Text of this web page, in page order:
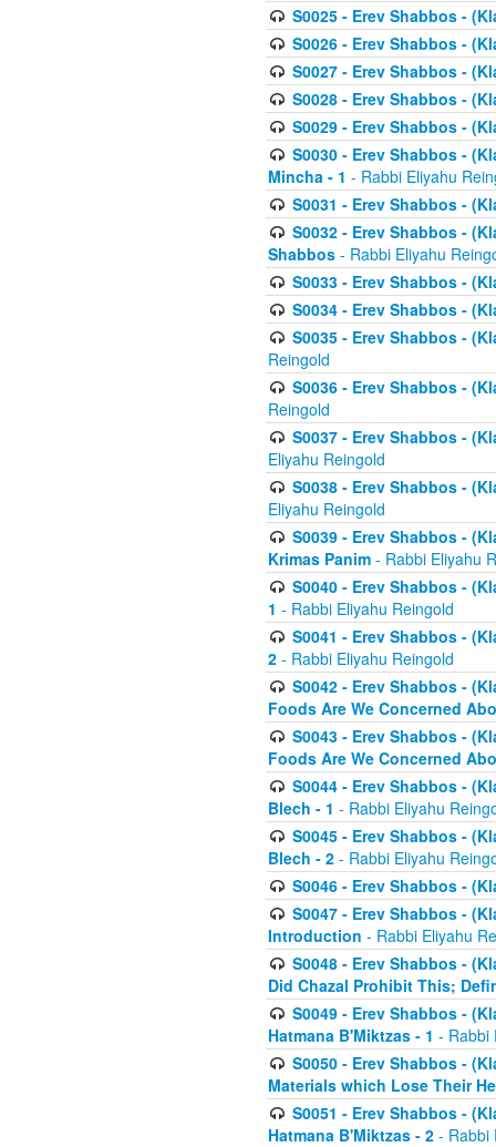
S0025 - Erev Shabbos -
S0026 - Erev Shabbos -
S0027 - Erev Shabbos -
S0028 - Erev Shabbos -
S0029 - Erev Shabbos -
S0030 - Erev Shabbos -
Mincha - 1 - Rabbi Eliyahu
S0031 - Erev Shabbos -
S0032 - Erev Shabbos -
Shabbos - Rabbi Eliyahu
S0033 - Erev Shabbos -
S0034 - Erev Shabbos -
S0035 - Erev Shabbos -
Reingold
S0036 - Erev Shabbos -
Reingold
S0037 - Erev Shabbos -
Eliyahu Reingold
S0038 - Erev Shabbos -
Eliyahu Reingold
S0039 - Erev Shabbos -
Krimas Panim - Rabbi Eliyahu
S0040 - Erev Shabbos -
1 - Rabbi Eliyahu Reingold
S0041 - Erev Shabbos -
2 - Rabbi Eliyahu Reingold
S0042 - Erev Shabbos -
Foods Are We Concerned
S0043 - Erev Shabbos -
Foods Are We Concerned
S0044 - Erev Shabbos -
Blech - 1 - Rabbi Eliyahu
S0045 - Erev Shabbos -
Blech - 2 - Rabbi Eliyahu
S0046 - Erev Shabbos -
S0047 - Erev Shabbos -
Introduction - Rabbi Eliyahu
S0048 - Erev Shabbos -
Did Chazal Prohibit This;
S0049 - Erev Shabbos -
Hatmana B'Miktzas - 1 - Rabbi
S0050 - Erev Shabbos -
Materials which Lose Their
S0051 - Erev Shabbos -
Hatmana B'Miktzas - 2 - Rabbi